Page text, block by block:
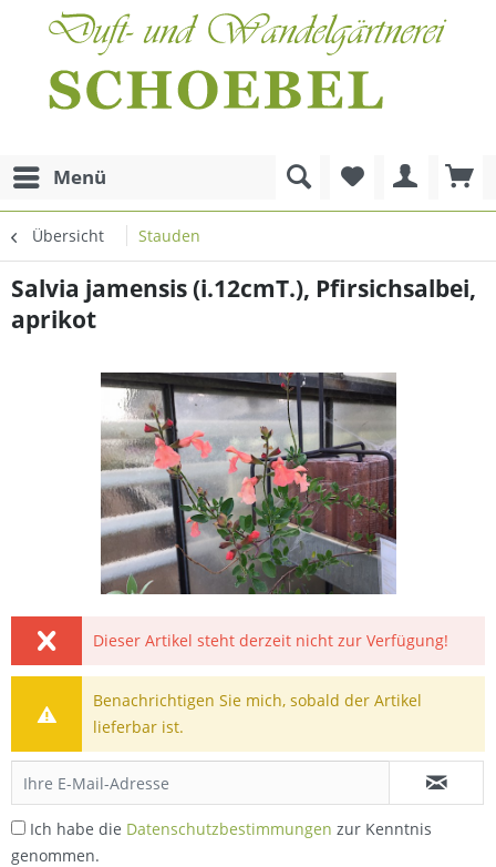
Menü
Übersicht Stauden
Salvia jamensis (i.12cmT.), Pfirsichsalbei,
aprikot
Dieser Artikel steht derzeit nicht zur Verfügung!
Benachrichtigen Sie mich, sobald der Artikel
lieferbar ist.
Ich habe die Datenschutzbestimmungen zur Kenntnis
genommen.